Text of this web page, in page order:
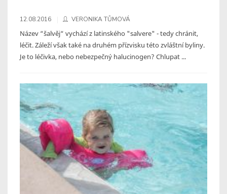
12.08.2016 VERONIKA TŮMOVÁ
Název “šalvěj“ vychází z latinského "salvere" - tedy chránit,
léčit. Záleží však také na druhém přízvisku této zvláštní byliny.
Je to léčivka, nebo nebezpečný halucinogen? Chlupat ...